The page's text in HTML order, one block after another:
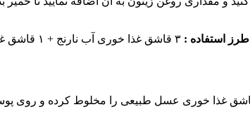
طرز استفاده :